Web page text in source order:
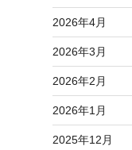
2026年4月
2026年3月
2026年2月
2026年1月
2025年12月